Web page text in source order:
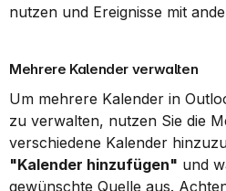
nutzen und Ereignisse mit
Mehrere Kalender verwalten
Um mehrere Kalender in
zu verwalten, nutzen Sie die
"Kalender hinzufügen" und
gewünschte Quelle aus.